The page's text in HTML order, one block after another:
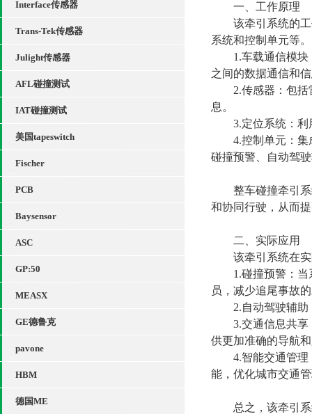
Interface传感器
Trans-Tek传感器
Julight传感器
AFL碰撞测试
IAT碰撞测试
美国tapeswitch
Fischer
PCB
Baysensor
ASC
GP:50
MEASX
GE德鲁克
pavone
HBM
德国ME
一、工作原理
该牵引系统的工
系统和控制单元等。
1.车载通信模块：
之间的数据通信和
2.传感器：包括雷
息。
3.定位系统：利用
4.控制单元：集成
碰撞预警、自动驾
整车碰撞牵引系
和协同行驶，从而
二、实际应用
该牵引系统在实
1.碰撞预警：当系
员，减少追尾事故
2.自动驾驶辅助：
3.交通信息共享：
供更加准确的导航
4.智能交通管理：
能，优化城市交通
总之，该牵引系